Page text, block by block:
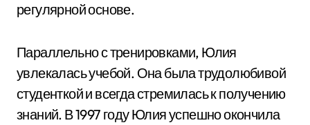
регулярной основе.
Параллельно с тренировками, Юлия
увлекалась учебой. Она была трудолюбивой
студенткой и всегда стремилась к получению
знаний. В 1997 году Юлия успешно окончила